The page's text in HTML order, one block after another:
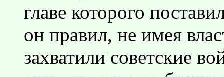
главе которого
он правил, не имея
захватили советские